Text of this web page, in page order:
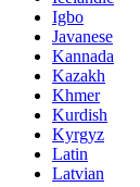
Igbo
Javanese
Kannada
Kazakh
Khmer
Kurdish
Kyrgyz
Latin
Latvian